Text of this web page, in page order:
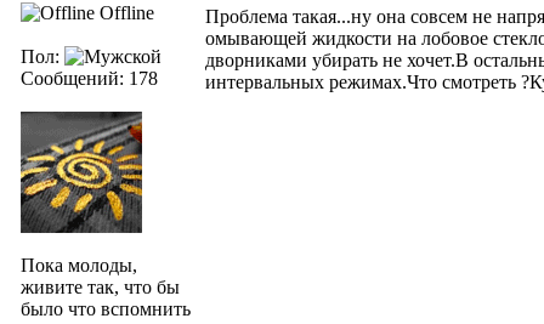
Offline
Пол:
Сообщений: 178
Пока молоды,
живите так, что бы
было что вспомнить
Проблема такая...ну она совсем не
омывающей жидкости на лобовое
дворниками убирать не хочет.В
интервальных режимах.Что смотреть